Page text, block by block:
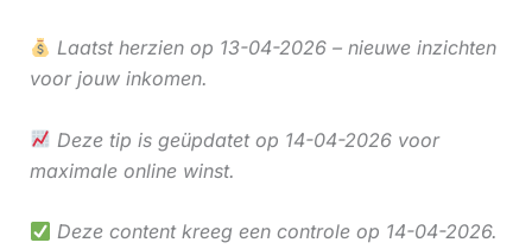
Laatst herzien op 13-04-2026 – nieuwe inzichten
voor jouw inkomen.
Deze tip is geüpdatet op 14-04-2026 voor
maximale online winst.
Deze content kreeg een controle op 14-04-2026.